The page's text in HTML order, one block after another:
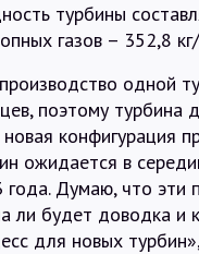
турбины
газов – 352,8
одной
поэтому турбина
новая конфигурация
ожидается в
года. Думаю, что эти
ли будет доводка и
для новых